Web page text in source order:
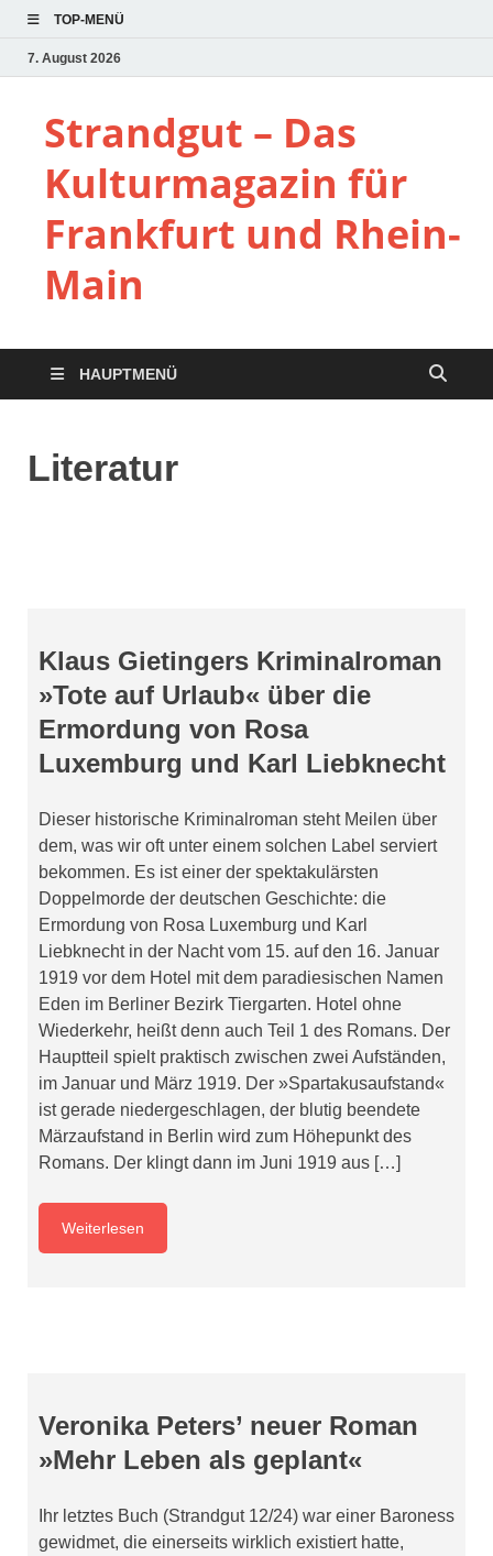
TOP-MENÜ
7. August 2026
Strandgut – Das
Kulturmagazin für
Frankfurt und Rhein-
Main
HAUPTMENÜ
Literatur
Klaus Gietingers Kriminalroman
»Tote auf Urlaub« über die
Ermordung von Rosa
Luxemburg und Karl Liebknecht
Dieser historische Kriminalroman steht Meilen über
dem, was wir oft unter einem solchen Label serviert
bekommen. Es ist einer der spektakulärsten
Doppelmorde der deutschen Geschichte: die
Ermordung von Rosa Luxemburg und Karl
Liebknecht in der Nacht vom 15. auf den 16. Januar
1919 vor dem Hotel mit dem paradiesischen Namen
Eden im Berliner Bezirk Tiergarten. Hotel ohne
Wiederkehr, heißt denn auch Teil 1 des Romans. Der
Hauptteil spielt praktisch zwischen zwei Aufständen,
im Januar und März 1919. Der »Spartakusaufstand«
ist gerade niedergeschlagen, der blutig beendete
Märzaufstand in Berlin wird zum Höhepunkt des
Romans. Der klingt dann im Juni 1919 aus […]
Weiterlesen
Veronika Peters’ neuer Roman
»Mehr Leben als geplant«
Ihr letztes Buch (Strandgut 12/24) war einer Baroness
gewidmet, die einerseits wirklich existiert hatte,